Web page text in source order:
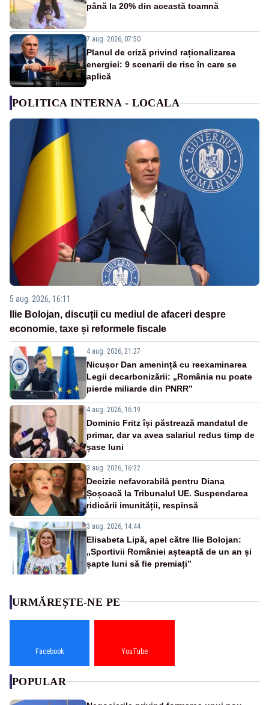
până la 20% din această toamnă
7 aug. 2026, 07:50
Planul de criză privind raționalizarea
energiei: 9 scenarii de risc în care se
aplică
POLITICA INTERNA - LOCALA
5 aug. 2026, 16:11
Ilie Bolojan, discuții cu mediul de afaceri despre
economie, taxe și reformele fiscale
4 aug. 2026, 21:27
Nicușor Dan amenință cu reexaminarea
Legii decarbonizării: „România nu poate
pierde miliarde din PNRR”
4 aug. 2026, 16:19
Dominic Fritz își păstrează mandatul de
primar, dar va avea salariul redus timp de
șase luni
3 aug. 2026, 16:22
Decizie nefavorabilă pentru Diana
Șoșoacă la Tribunalul UE. Suspendarea
ridicării imunității, respinsă
3 aug. 2026, 14:44
Elisabeta Lipă, apel către Ilie Bolojan:
„Sportivii României așteaptă de un an și
șapte luni să fie premiați”
URMĂREȘTE-NE PE
Facebook YouTube
POPULAR